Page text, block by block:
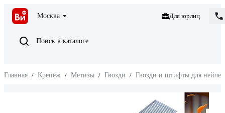
Москва Для юрлиц
Поиск в каталоге
Главная / Крепёж / Метизы / Гвозди / Гвозди и штифты для